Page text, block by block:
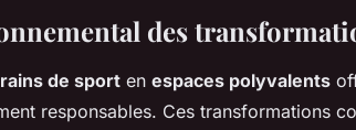
des
de sport en espaces polyvalents
responsables. Ces transformations